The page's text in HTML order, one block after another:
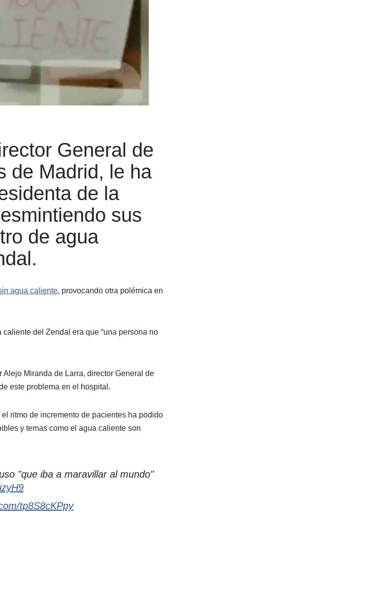
General de
de Madrid, le ha
de la
sus
de agua
agua caliente, provocando otra polémica en
del Zendal era que “una persona no
Miranda de Larra, director General de
este problema en el hospital.
ritmo de incremento de pacientes ha podido
y temas como el agua caliente son
"que iba a maravillar al mundo"
tp8S8cKPpy